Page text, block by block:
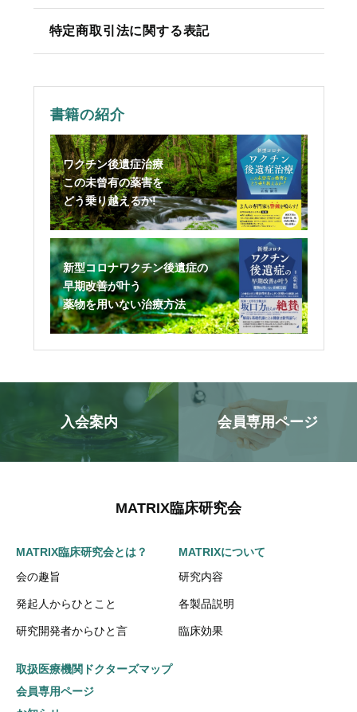
特定商取引法に関する表記
書籍の紹介
ワクチン後遺症治療
この未曾有の薬害を
どう乗り越えるか!
新型コロナワクチン後遺症の
早期改善が叶う
薬物を用いない治療方法
入会案内 会員専用ページ
MATRIX臨床研究会
MATRIX臨床研究会とは？
会の趣旨
発起人からひとこと
研究開発者からひと言
MATRIXについて
研究内容
各製品説明
臨床効果
取扱医療機関ドクターズマップ
会員専用ページ